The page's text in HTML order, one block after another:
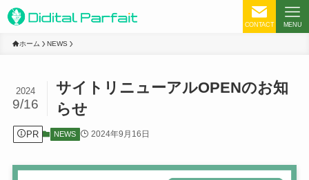
CONTACT MENU
ホーム NEWS
サイトリニューアルOPENのお知
らせ
2024
9/16
PR NEWS 2024年9月16日